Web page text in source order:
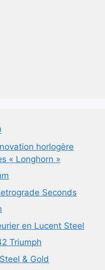
horlogère
« Longhorn »
Seconds
en Lucent Steel
Triumph
& Gold